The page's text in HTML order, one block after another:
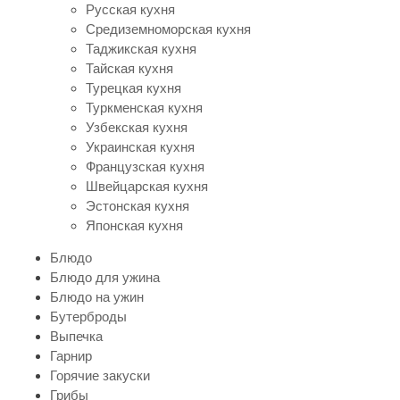
Русская кухня
Средиземноморская кухня
Таджикская кухня
Тайская кухня
Турецкая кухня
Туркменская кухня
Узбекская кухня
Украинская кухня
Французская кухня
Швейцарская кухня
Эстонская кухня
Японская кухня
Блюдо
Блюдо для ужина
Блюдо на ужин
Бутерброды
Выпечка
Гарнир
Горячие закуски
Грибы